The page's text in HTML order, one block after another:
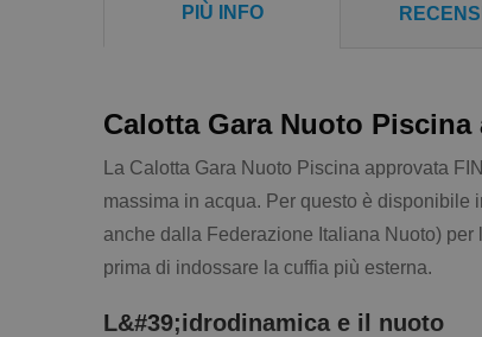
PIÙ INFO
Calotta Gara Nuoto Piscina
La Calotta Gara Nuoto Piscina approvata
massima in acqua. Per questo è disponibile
anche dalla Federazione Italiana Nuoto)
prima di indossare la cuffia più esterna.
L&#39;idrodinamica e il nuoto